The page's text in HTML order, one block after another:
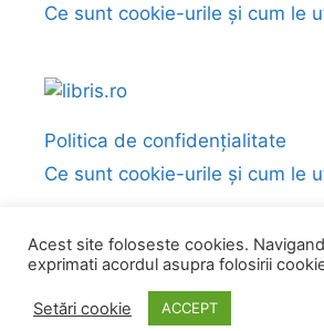
Ce sunt cookie-urile și cum le
Politica de confidențialitate
Ce sunt cookie-urile și cum le
© 2026 Fragmente și citate din
GeneratePress
Acest site foloseste cookies.
exprimati acordul asupra folosirii
Setări cookie ACCEPT